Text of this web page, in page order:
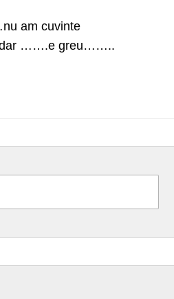
am cuvinte
dar …….e greu……..